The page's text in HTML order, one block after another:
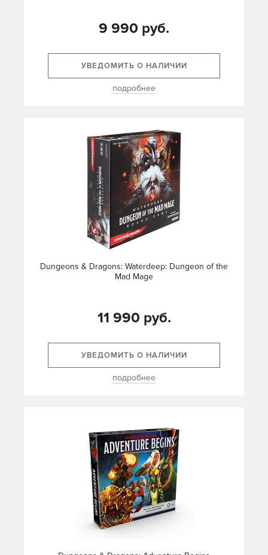
9 990 руб.
УВЕДОМИТЬ О НАЛИЧИИ
подробнее
Dungeons & Dragons: Waterdeep: Dungeon of the
Mad Mage
11 990 руб.
УВЕДОМИТЬ О НАЛИЧИИ
подробнее